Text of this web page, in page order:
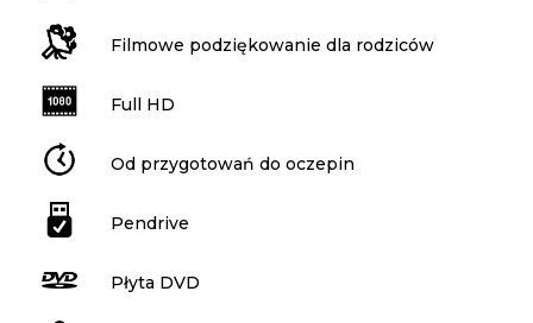
Filmowe podziękowanie dla rodziców
Full HD
Od przygotowań do oczepin
Pendrive
Płyta DVD